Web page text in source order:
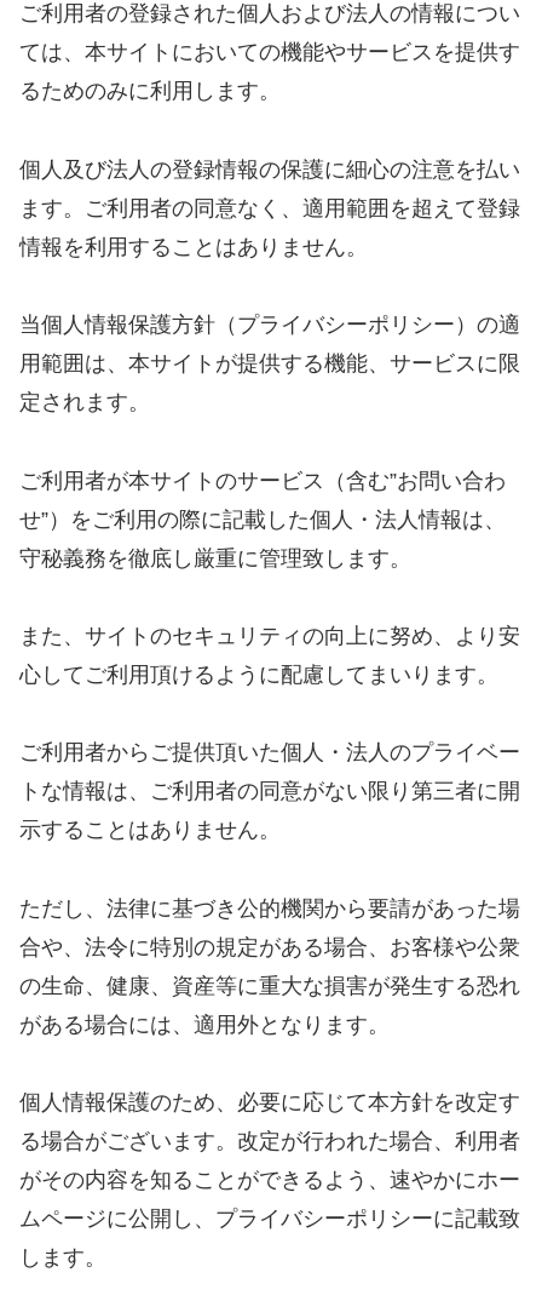
ご利用者の登録された個人および法人の情報につい
ては、本サイトにおいての機能やサービスを提供す
るためのみに利用します。
個人及び法人の登録情報の保護に細心の注意を払い
ます。ご利用者の同意なく、適用範囲を超えて登録
情報を利用することはありません。
当個人情報保護方針（プライバシーポリシー）の適
用範囲は、本サイトが提供する機能、サービスに限
定されます。
ご利用者が本サイトのサービス（含む”お問い合わ
せ”）をご利用の際に記載した個人・法人情報は、
守秘義務を徹底し厳重に管理致します。
また、サイトのセキュリティの向上に努め、より安
心してご利用頂けるように配慮してまいります。
ご利用者からご提供頂いた個人・法人のプライベー
トな情報は、ご利用者の同意がない限り第三者に開
示することはありません。
ただし、法律に基づき公的機関から要請があった場
合や、法令に特別の規定がある場合、お客様や公衆
の生命、健康、資産等に重大な損害が発生する恐れ
がある場合には、適用外となります。
個人情報保護のため、必要に応じて本方針を改定す
る場合がございます。改定が行われた場合、利用者
がその内容を知ることができるよう、速やかにホー
ムページに公開し、プライバシーポリシーに記載致
します。